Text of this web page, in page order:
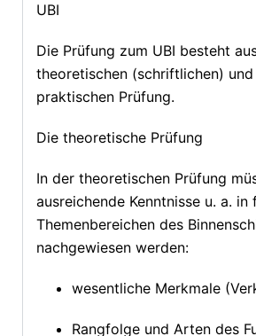
UBI
Die Prüfung zum UBI besteht
theoretischen (schriftlichen)
praktischen Prüfung.
Die theoretische Prüfung
In der theoretischen Prüfung
ausreichende Kenntnisse u. a. in
Themenbereichen des
nachgewiesen werden:
wesentliche Merkmale
Rangfolge und Arten des